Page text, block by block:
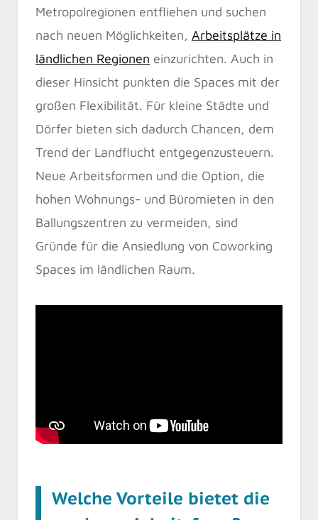
Metropolregionen entfliehen und suchen
nach neuen Möglichkeiten, Arbeitsplätze in
ländlichen Regionen einzurichten. Auch in
dieser Hinsicht punkten die Spaces mit der
großen Flexibilität. Für kleine Städte und
Dörfer bieten sich dadurch Chancen, dem
Trend der Landflucht entgegenzusteuern.
Neue Arbeitsformen und die Option, die
hohen Wohnungs- und Büromieten in den
Ballungszentren zu vermeiden, sind
Gründe für die Ansiedlung von Coworking
Spaces im ländlichen Raum.
Welche Vorteile bietet die